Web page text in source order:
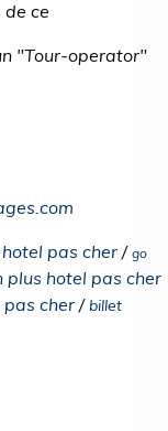
ce
"Tour-operator"
pas cher / go
plus hotel pas cher
cher /billet